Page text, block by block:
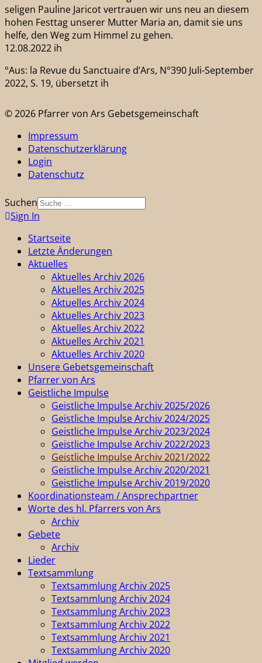
seligen Pauline Jaricot vertrauen wir uns neu an diesem
hohen Festtag unserer Mutter Maria an, damit sie uns
helfe, den Weg zum Himmel zu gehen.
12.08.2022 ih
°Aus: la Revue du Sanctuaire d’Ars, N°390 Juli-September
2022, S. 19, übersetzt ih
© 2026 Pfarrer von Ars Gebetsgemeinschaft
Impressum
Datenschutzerklärung
Login
Datenschutz
Suchen
Sign In
Startseite
Letzte Änderungen
Aktuelles
Aktuelles Archiv 2026
Aktuelles Archiv 2025
Aktuelles Archiv 2024
Aktuelles Archiv 2023
Aktuelles Archiv 2022
Aktuelles Archiv 2021
Aktuelles Archiv 2020
Unsere Gebetsgemeinschaft
Pfarrer von Ars
Geistliche Impulse
Geistliche Impulse Archiv 2025/2026
Geistliche Impulse Archiv 2024/2025
Geistliche Impulse Archiv 2023/2024
Geistliche Impulse Archiv 2022/2023
Geistliche Impulse Archiv 2021/2022
Geistliche Impulse Archiv 2020/2021
Geistliche Impulse Archiv 2019/2020
Koordinationsteam / Ansprechpartner
Worte des hl. Pfarrers von Ars
Archiv
Gebete
Archiv
Lieder
Textsammlung
Textsammlung Archiv 2025
Textsammlung Archiv 2024
Textsammlung Archiv 2023
Textsammlung Archiv 2022
Textsammlung Archiv 2021
Textsammlung Archiv 2020